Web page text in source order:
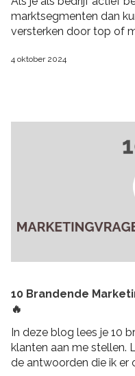
marktsegmenten dan
versterken door top of
of Mind positie kunt
4 oktober 2024
10 Brandende
🔥
In deze blog lees je 10
klanten aan me stellen.
de antwoorden die ik er